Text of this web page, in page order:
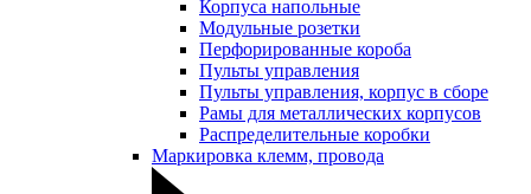
Корпуса напольные
Модульные розетки
Перфорированные короба
Пульты управления
Пульты управления, корпус в сборе
Рамы для металлических корпусов
Распределительные коробки
Маркировка клемм, провода